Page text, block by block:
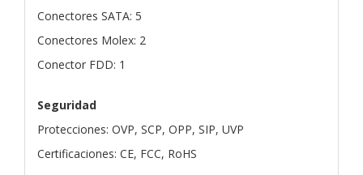
Conectores SATA: 5
Conectores Molex: 2
Conector FDD: 1
Seguridad
Protecciones: OVP, SCP, OPP, SIP, UVP
Certificaciones: CE, FCC, RoHS